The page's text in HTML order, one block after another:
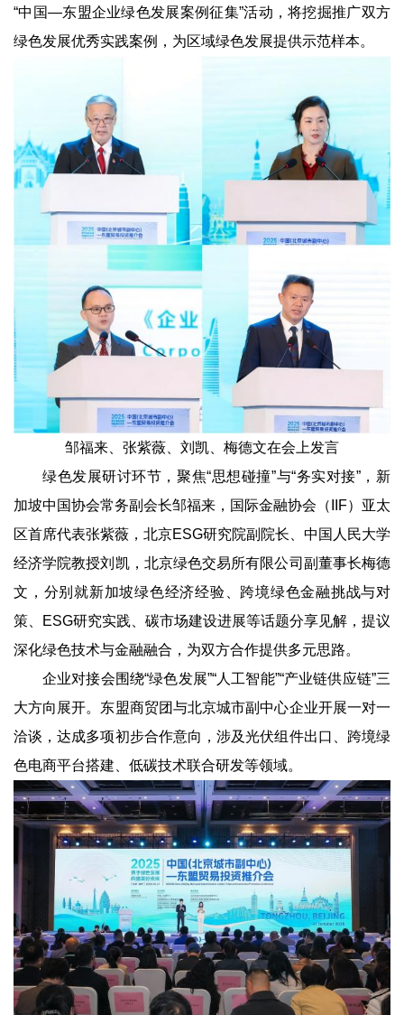
“中国—东盟企业绿色发展案例征集”活动，将挖掘推广双方
绿色发展优秀实践案例，为区域绿色发展提供示范样本。
邹福来、张紫薇、刘凯、梅德文在会上发言
绿色发展研讨环节，聚焦“思想碰撞”与“务实对接”，新
加坡中国协会常务副会长邹福来，国际金融协会（IIF）亚太
区首席代表张紫薇，北京ESG研究院副院长、中国人民大学
经济学院教授刘凯，北京绿色交易所有限公司副董事长梅德
文，分别就新加坡绿色经济经验、跨境绿色金融挑战与对
策、ESG研究实践、碳市场建设进展等话题分享见解，提议
深化绿色技术与金融融合，为双方合作提供多元思路。
企业对接会围绕“绿色发展”“人工智能”“产业链供应链”三
大方向展开。东盟商贸团与北京城市副中心企业开展一对一
洽谈，达成多项初步合作意向，涉及光伏组件出口、跨境绿
色电商平台搭建、低碳技术联合研发等领域。